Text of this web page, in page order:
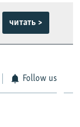
читать >
Follow us